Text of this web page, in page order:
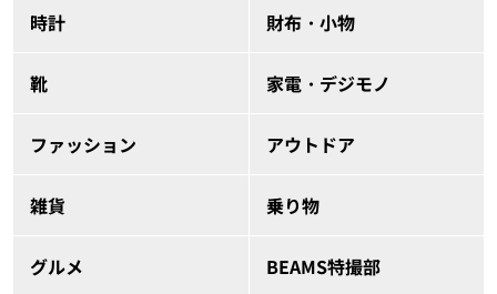
時計 財布・小物
靴 家電・デジモノ
ファッション アウトドア
雑貨 乗り物
グルメ BEAMS特撮部